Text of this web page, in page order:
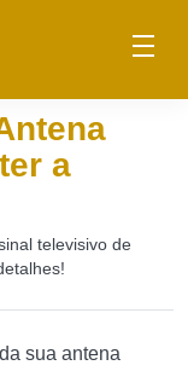
a
televisivo de
sua antena